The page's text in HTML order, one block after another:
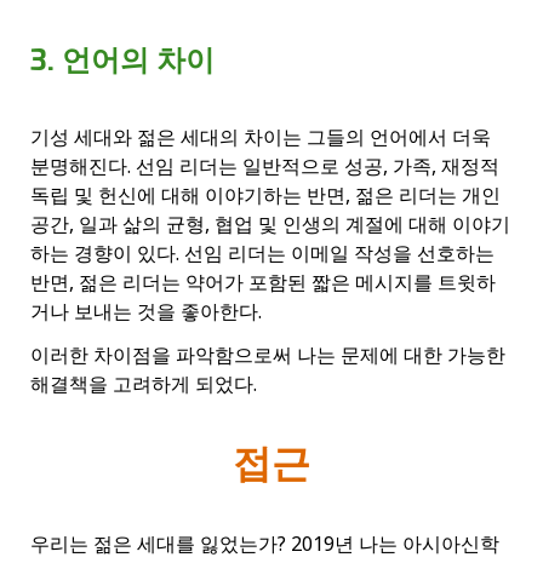
3. 언어의 차이
기성 세대와 젊은 세대의 차이는 그들의 언어에서 더욱
분명해진다. 선임 리더는 일반적으로 성공, 가족, 재정적
독립 및 헌신에 대해 이야기하는 반면, 젊은 리더는 개인
공간, 일과 삶의 균형, 협업 및 인생의 계절에 대해 이야기
하는 경향이 있다. 선임 리더는 이메일 작성을 선호하는
반면, 젊은 리더는 약어가 포함된 짧은 메시지를 트윗하
거나 보내는 것을 좋아한다.
이러한 차이점을 파악함으로써 나는 문제에 대한 가능한
해결책을 고려하게 되었다.
접근
우리는 젊은 세대를 잃었는가? 2019년 나는 아시아신학